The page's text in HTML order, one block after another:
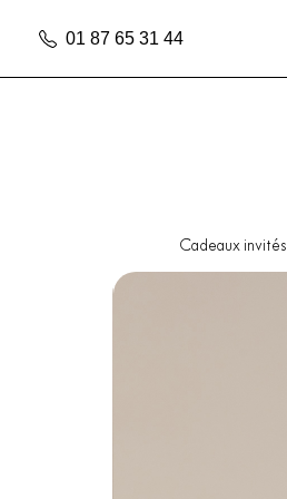
01 87 65 31 44
Cadeaux invités